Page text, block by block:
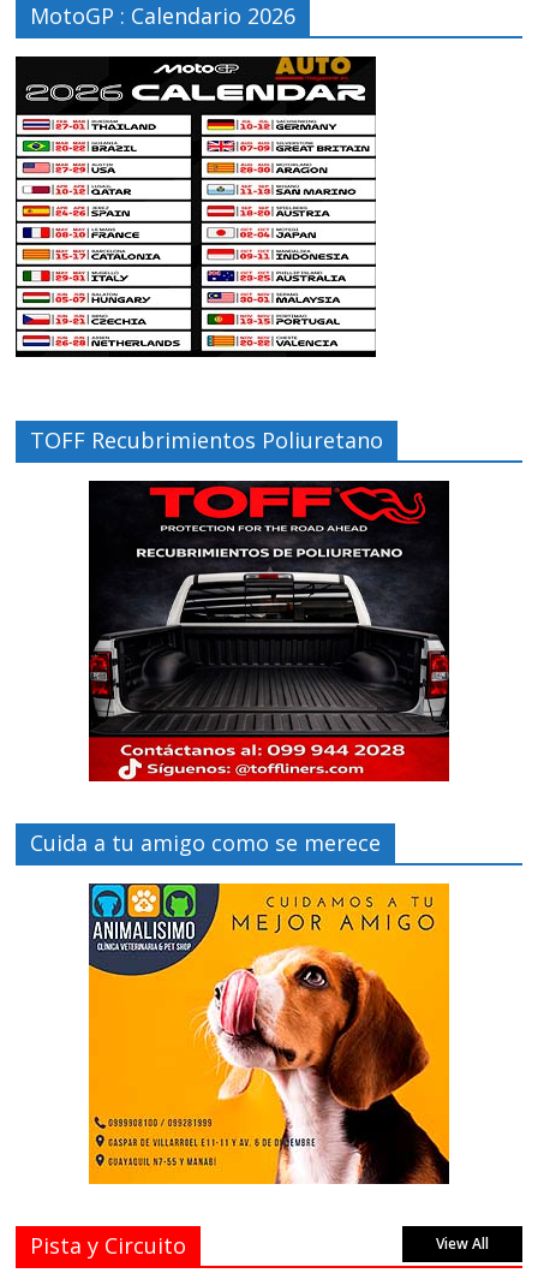
MotoGP : Calendario 2026
TOFF Recubrimientos Poliuretano
Cuida a tu amigo como se merece
Pista y Circuito View All